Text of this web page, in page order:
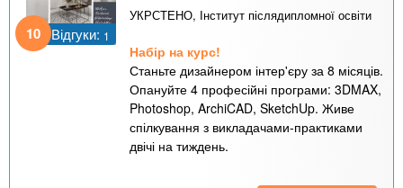
10 Відгуки: 1
УКРСТЕНО, Інститут післядипломної освіти
Набір на курс!
Станьте дизайнером інтер'єру за 8 місяців.
Опануйте 4 професійні програми: 3DMAX,
Photoshop, ArchiCAD, SketchUp. Живе
спілкування з викладачами-практиками
двічі на тиждень.